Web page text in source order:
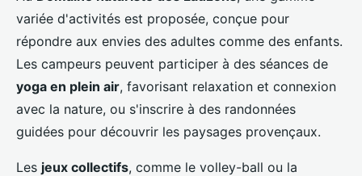
variée d'activités est proposée, conçue pour
répondre aux envies des adultes comme des enfants.
Les campeurs peuvent participer à des séances de
yoga en plein air, favorisant relaxation et connexion
avec la nature, ou s'inscrire à des randonnées
guidées pour découvrir les paysages provençaux.
Les jeux collectifs, comme le volley-ball ou la